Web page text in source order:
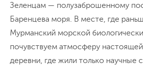
Зеленцам — полузаброшенному
Баренцева моря. В месте, где
Мурманский морской
почувствуем атмосферу
деревни, где жили только научные